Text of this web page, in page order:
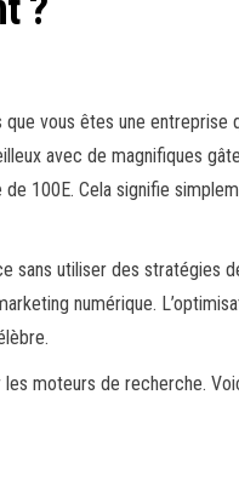
vous êtes une entreprise
avec de magnifiques
100E. Cela signifie
sans utiliser des stratégies
numérique.
moteurs de recherche.